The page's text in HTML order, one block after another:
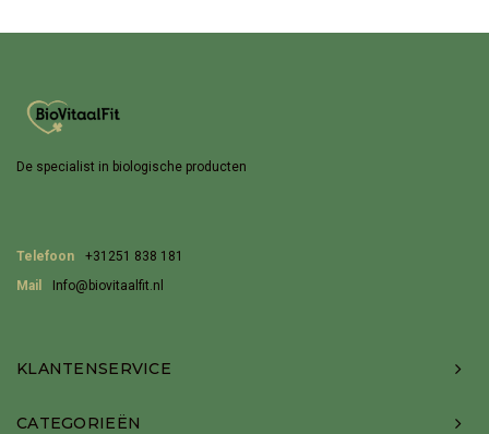
De specialist in biologische producten
Telefoon
+31251 838 181
Mail
Info@biovitaalfit.nl
KLANTENSERVICE
CATEGORIEËN